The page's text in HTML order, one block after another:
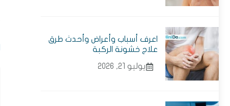
اعرف أسباب وأعراض وأحدث طرق
علاج خشونة الركبة
يوليو 21, 2026